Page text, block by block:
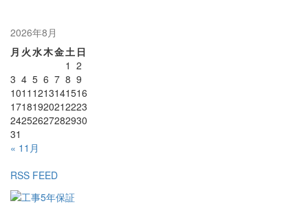
2026年8月
月 火水木金土 日
1 2
3 4 5 6 7 8 9
1011 1213141516
17181920212223
24252627282930
31
« 11月
RSS FEED